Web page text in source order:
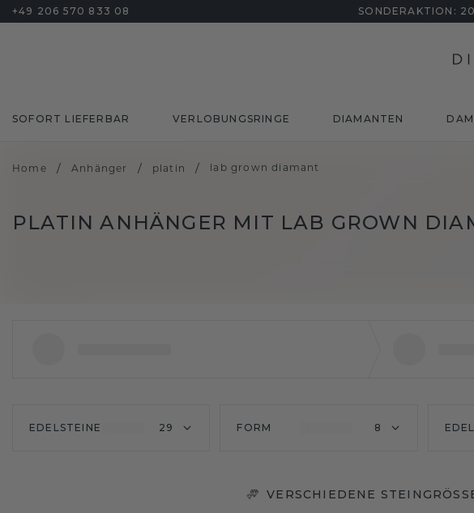
+49 206 570 833 08 SONDERAKTION:
SOFORT LIEFERBAR VERLOBUNGSRINGE DIAMANTEN
Home / Anhänger / platin / lab grown diamant
PLATIN ANHÄNGER MIT LAB GROWN
EDELSTEINE 29 FORM 8
VERSCHIEDENE